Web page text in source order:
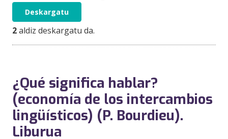
Deskargatu
2aldiz deskargatu da.
¿Qué significa hablar?
(economía de los intercambios
lingüísticos) (P. Bourdieu).
Liburua